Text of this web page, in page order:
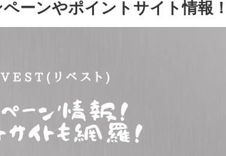
ーンやポイントサイト情報！